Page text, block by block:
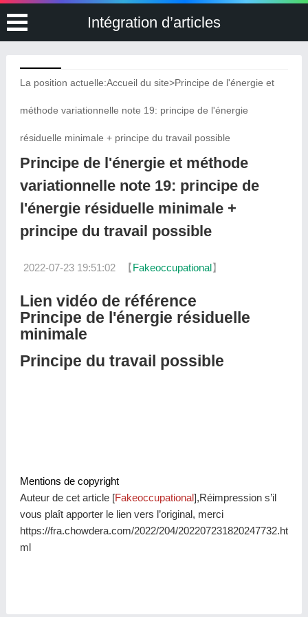
Intégration d’articles
La position actuelle:Accueil du site>Principe de l'énergie et
méthode variationnelle note 19: principe de l'énergie
résiduelle minimale + principe du travail possible
Principe de l'énergie et méthode
variationnelle note 19: principe de
l'énergie résiduelle minimale +
principe du travail possible
2022-07-23 19:51:02 【Fakeoccupational】
Lien vidéo de référence
Principe de l'énergie résiduelle
minimale
Principe du travail possible
Mentions de copyright
Auteur de cet article [Fakeoccupational],Réimpression s’il
vous plaît apporter le lien vers l’original, merci
https://fra.chowdera.com/2022/204/202207231820247732.ht
ml